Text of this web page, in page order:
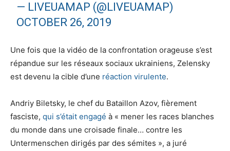
— LIVEUAMAP (@LIVEUAMAP)
OCTOBER 26, 2019
Une fois que la vidéo de la confrontation orageuse s’est
répandue sur les réseaux sociaux ukrainiens, Zelensky
est devenu la cible d’une réaction virulente.
Andriy Biletsky, le chef du Bataillon Azov, fièrement
fasciste, qui s’était engagé à « mener les races blanches
du monde dans une croisade finale… contre les
Untermenschen dirigés par des sémites », a juré